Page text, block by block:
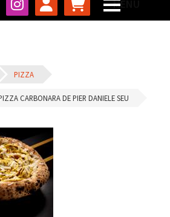
PIZZA
CARBONARA DE PIER DANIELE SEU